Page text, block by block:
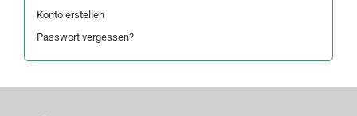
Konto erstellen
Passwort vergessen?